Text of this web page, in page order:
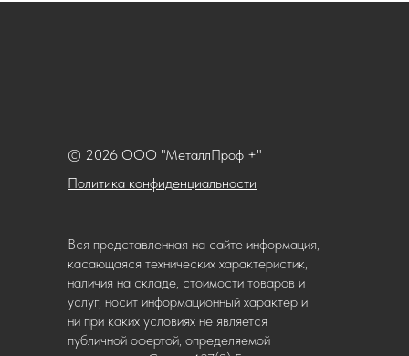
Политика конфиденциальности
© 2026 ООО "МеталлПроф +"
Вся представленная на сайте информация,
касающаяся технических характеристик,
наличия на складе, стоимости товаров и
услуг, носит информационный характер и
ни при каких условиях не является
публичной офертой, определяемой